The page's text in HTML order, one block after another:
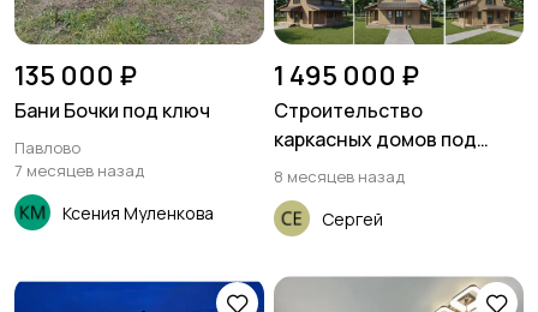
Скрипты и
обеспечение
135 000 ₽
Бани Бочки под ключ
Павлово
7 месяцев назад
Ксения Муленкова
1 495 000 ₽
Строительство
каркасных домов под
ключ
8 месяцев назад
Сергей